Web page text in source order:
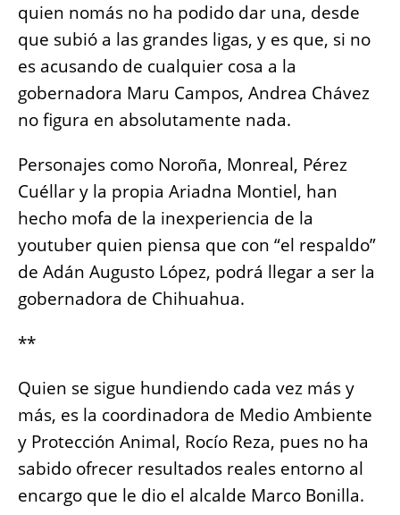
quien nomás no ha podido dar una, desde
que subió a las grandes ligas, y es que, si no
es acusando de cualquier cosa a la
gobernadora Maru Campos, Andrea Chávez
no figura en absolutamente nada.
Personajes como Noroña, Monreal, Pérez
Cuéllar y la propia Ariadna Montiel, han
hecho mofa de la inexperiencia de la
youtuber quien piensa que con “el respaldo”
de Adán Augusto López, podrá llegar a ser la
gobernadora de Chihuahua.
**
Quien se sigue hundiendo cada vez más y
más, es la coordinadora de Medio Ambiente
y Protección Animal, Rocío Reza, pues no ha
sabido ofrecer resultados reales entorno al
encargo que le dio el alcalde Marco Bonilla.